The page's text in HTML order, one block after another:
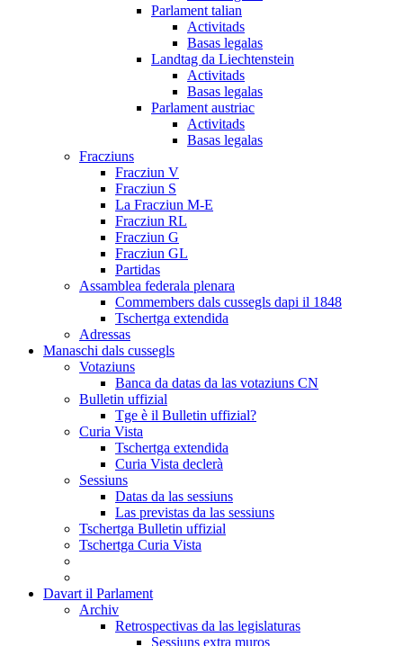
Parlament talian
Activitads
Basas legalas
Landtag da Liechtenstein
Activitads
Basas legalas
Parlament austriac
Activitads
Basas legalas
Fracziuns
Fracziun V
Fracziun S
La Fracziun M-E
Fracziun RL
Fracziun G
Fracziun GL
Partidas
Assamblea federala plenara
Commembers dals cussegls dapi il 1848
Tschertga extendida
Adressas
Manaschi dals cussegls
Votaziuns
Banca da datas da las votaziuns CN
Bulletin uffizial
Tge è il Bulletin uffizial?
Curia Vista
Tschertga extendida
Curia Vista declerà
Sessiuns
Datas da las sessiuns
Las previstas da las sessiuns
Tschertga Bulletin uffizial
Tschertga Curia Vista
Davart il Parlament
Archiv
Retrospectivas da las legislaturas
Sessiuns extra muros